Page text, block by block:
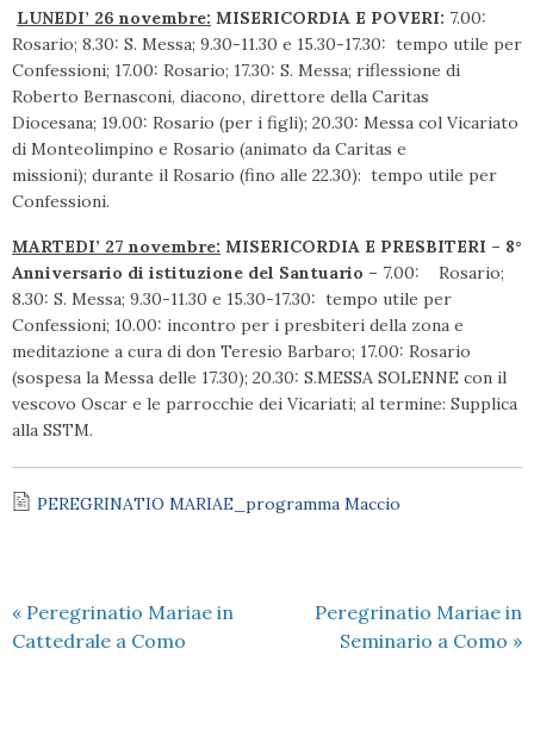
LUNEDI’ 26 novembre: MISERICORDIA E POVERI: 7.00:
Rosario; 8.30: S. Messa; 9.30-11.30 e 15.30-17.30: tempo utile per
Confessioni; 17.00: Rosario; 17.30: S. Messa; riflessione di
Roberto Bernasconi, diacono, direttore della Caritas
Diocesana; 19.00: Rosario (per i figli); 20.30: Messa col Vicariato
di Monteolimpino e Rosario (animato da Caritas e
missioni); durante il Rosario (fino alle 22.30): tempo utile per
Confessioni.
MARTEDI’ 27 novembre: MISERICORDIA E PRESBITERI – 8°
Anniversario di istituzione del Santuario – 7.00: Rosario;
8.30: S. Messa; 9.30-11.30 e 15.30-17.30: tempo utile per
Confessioni; 10.00: incontro per i presbiteri della zona e
meditazione a cura di don Teresio Barbaro; 17.00: Rosario
(sospesa la Messa delle 17.30); 20.30: S.MESSA SOLENNE con il
vescovo Oscar e le parrocchie dei Vicariati; al termine: Supplica
alla SSTM.
PEREGRINATIO MARIAE_programma Maccio
« Peregrinatio Mariae in
Cattedrale a Como
Peregrinatio Mariae in
Seminario a Como »